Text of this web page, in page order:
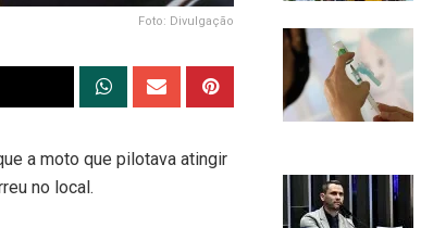
Foto: Divulgação
a moto que pilotava atingir
no local.